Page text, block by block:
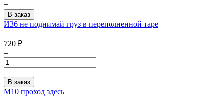
+
И36 не поднимай груз в переполненной таре
720 ₽
–
+
М10 проход здесь